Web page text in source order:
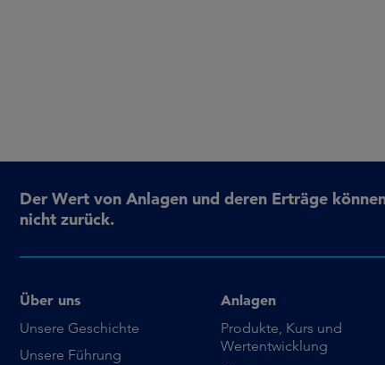
Der Wert von Anlagen und deren Erträge
nicht zurück.
Über uns
Unsere Geschichte
Unsere Führung
Anlagen
Produkte, Kurs und
Wertentwicklung